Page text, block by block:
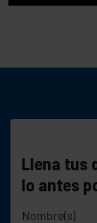
Llena tus
lo antes
Nombre(s)